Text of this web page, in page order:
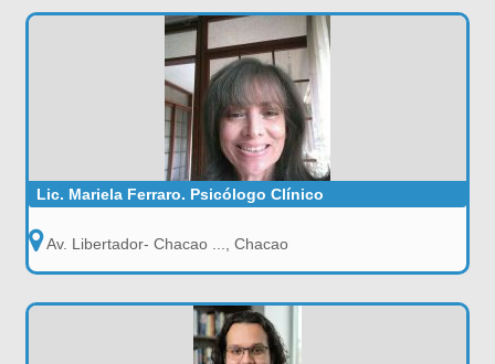
Lic. Mariela Ferraro. Psicólogo Clínico
Av. Libertador- Chacao ..., Chacao